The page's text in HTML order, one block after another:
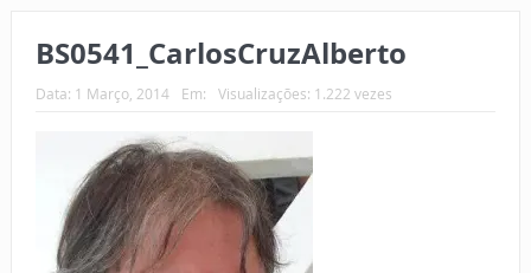
BS0541_CarlosCruzAlberto
Data: 1 Março, 2014 Em: Visualizações: 1.222 vezes